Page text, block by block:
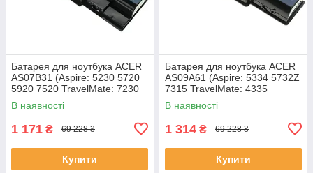
Батарея для ноутбука ACER
AS07B31 (Aspire: 5230 5720
5920 7520 TravelMate: 7230
7530 7730) 11.1V 4400mAh
Чорний
В наявності
1 171 ₴ 69 228 ₴
Купити
Батарея для ноутбука ACER
AS09A61 (Aspire: 5334 5732Z
7315 TravelMate: 4335
Gateway: ID56 ID58 NV52
NV53 NV54 NV56 NV58
В наявності
1 314 ₴ 69 228 ₴
Купити